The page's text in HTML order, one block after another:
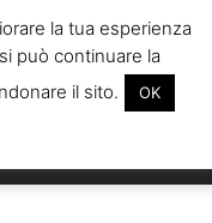
la tua esperienza
può continuare la
il sito.
OK